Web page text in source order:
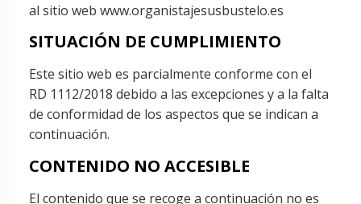
al sitio web www.organistajesusbustelo.es
SITUACIÓN DE CUMPLIMIENTO
Este sitio web es parcialmente conforme con el
RD 1112/2018 debido a las excepciones y a la falta
de conformidad de los aspectos que se indican a
continuación.
CONTENIDO NO ACCESIBLE
El contenido que se recoge a continuación no es